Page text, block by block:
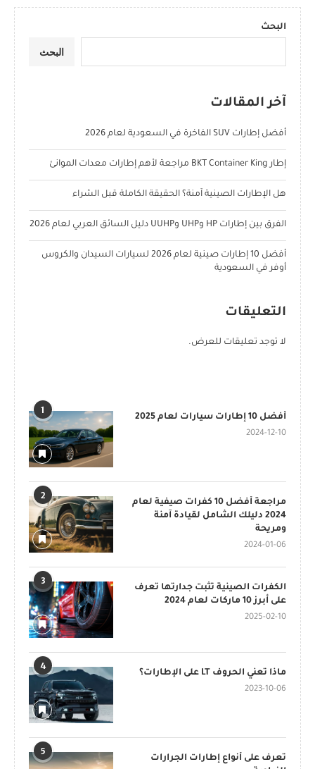
البحث
البحث
آخر المقالات
أفضل إطارات SUV الفاخرة في السعودية لعام 2026
إطار BKT Container King مراجعة لأهم إطارات معدات الموانئ
هل الإطارات الصينية آمنة؟ الحقيقة الكاملة قبل الشراء
الفرق بين إطارات HP وUHP وUUHP دليل السائق العربي لعام 2026
أفضل 10 إطارات صينية لعام 2026 لسيارات السيدان والكروس
أوفر في السعودية
التعليقات
لا توجد تعليقات للعرض.
1
أفضل 10 إطارات سيارات لعام 2025
2024-12-10
2
مراجعة أفضل 10 كفرات صيفية لعام
2024 دليلك الشامل لقيادة آمنة
ومريحة
2024-01-06
3
الكفرات الصينية تثبت جدارتها تعرف
على أبرز 10 ماركات لعام 2024
2025-02-10
4
ماذا تعني الحروف LT على الإطارات؟
2023-10-06
5
تعرف على أنواع إطارات الجرارات